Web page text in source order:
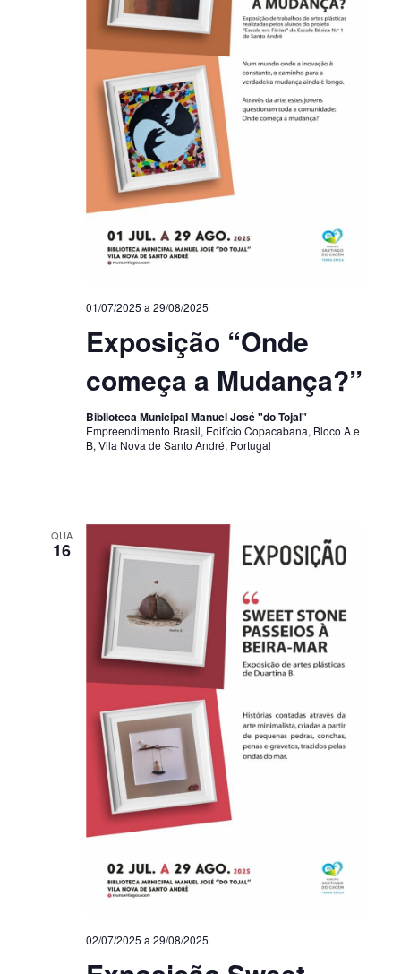
Exposição “Onde
começa a Mudança?”
01/07/2025 a 29/08/2025
Biblioteca Municipal Manuel José "do Tojal"
Empreendimento Brasil, Edifício Copacabana, Bloco A e
B, Vila Nova de Santo André, Portugal
QUA
16
02/07/2025 a 29/08/2025